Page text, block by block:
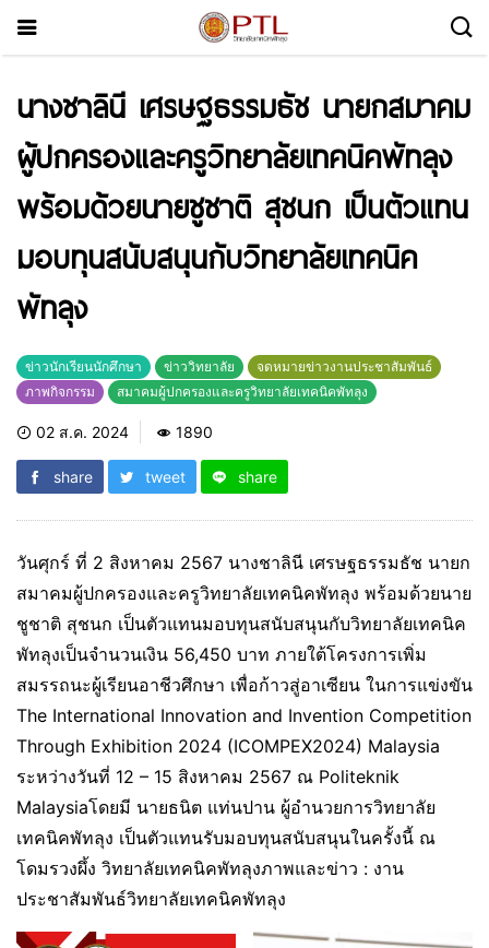
นางชาลินี เศรษฐธรรมธัช นายกสมาคม
ผู้ปกครองและครูวิทยาลัยเทคนิคพัทลุง
พร้อมด้วยนายชูชาติ สุชนก เป็นตัวแทน
มอบทุนสนับสนุนกับวิทยาลัยเทคนิค
พัทลุง
ข่าวนักเรียนนักศึกษา ข่าววิทยาลัย
จดหมายข่าวงานประชาสัมพันธ์
ภาพกิจกรรม
สมาคมผู้ปกครองและครูวิทยาลัยเทคนิคพัทลุง
02 ส.ค. 2024 1890
share tweet share
วันศุกร์ ที่ 2 สิงหาคม 2567 นางชาลินี เศรษฐธรรมธัช นายก
สมาคมผู้ปกครองและครูวิทยาลัยเทคนิคพัทลุง พร้อมด้วยนาย
ชูชาติ สุชนก เป็นตัวแทนมอบทุนสนับสนุนกับวิทยาลัยเทคนิค
พัทลุงเป็นจำนวนเงิน 56,450 บาท ภายใต้โครงการเพิ่ม
สมรรถนะผู้เรียนอาชีวศึกษา เพื่อก้าวสู่อาเซียน ในการแข่งขัน
The International Innovation and Invention Competition
Through Exhibition 2024 (ICOMPEX2024) Malaysia
ระหว่างวันที่ 12 – 15 สิงหาคม 2567 ณ Politeknik
Malaysiaโดยมี นายธนิต แท่นปาน ผู้อำนวยการวิทยาลัย
เทคนิคพัทลุง เป็นตัวแทนรับมอบทุนสนับสนุนในครั้งนี้ ณ
โดมรวงผึ้ง วิทยาลัยเทคนิคพัทลุงภาพและข่าว : งาน
ประชาสัมพันธ์วิทยาลัยเทคนิคพัทลุง